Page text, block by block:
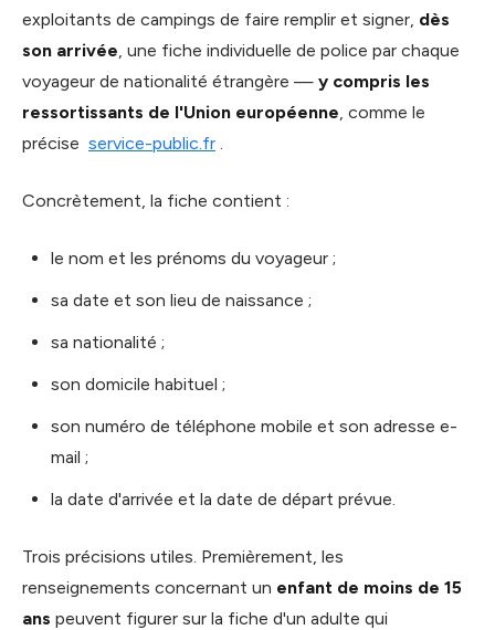
exploitants de campings de faire remplir et signer, dès
son arrivée, une fiche individuelle de police par chaque
voyageur de nationalité étrangère — y compris les
ressortissants de l'Union européenne, comme le
précise service-public.fr .
Concrètement, la fiche contient :
le nom et les prénoms du voyageur ;
sa date et son lieu de naissance ;
sa nationalité ;
son domicile habituel ;
son numéro de téléphone mobile et son adresse e-
mail ;
la date d'arrivée et la date de départ prévue.
Trois précisions utiles. Premièrement, les
renseignements concernant un enfant de moins de 15
ans peuvent figurer sur la fiche d'un adulte qui